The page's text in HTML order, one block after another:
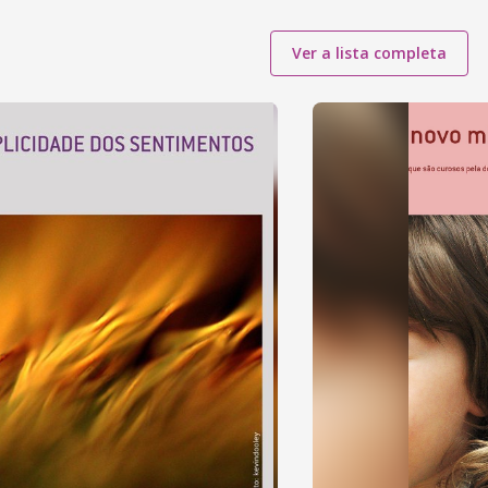
Ver a lista completa